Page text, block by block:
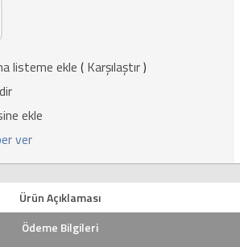
listeme ekle ( Karşılaştır)
ekle
ver
Ürün Açıklaması
Ödeme Bilgileri